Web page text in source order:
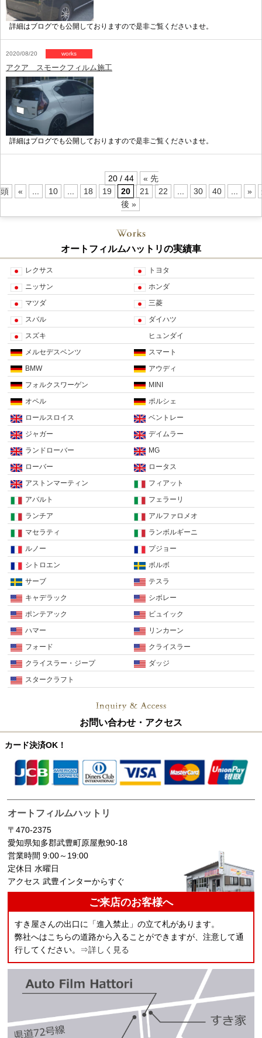
詳細はブログでも公開しておりますので是非ご覧くださいませ。
2020/08/20 works
アクア スモークフィルム施工
詳細はブログでも公開しておりますので是非ご覧くださいませ。
20 / 44
« 先
頭
« 10 18 19 20 21 22 30 40 »
後 »
オートフィルムハットリの実績車
レクサス
トヨタ
ニッサン
ホンダ
マツダ
三菱
スバル
ダイハツ
スズキ
ヒュンダイ
メルセデスベンツ
スマート
BMW
アウディ
フォルクスワーゲン
MINI
オペル
ポルシェ
ロールスロイス
ベントレー
ジャガー
デイムラー
ランドローバー
MG
ローバー
ロータス
アストンマーティン
フィアット
アバルト
フェラーリ
ランチア
アルファロメオ
マセラティ
ランボルギーニ
ルノー
プジョー
シトロエン
ボルボ
サーブ
テスラ
キャデラック
シボレー
ポンテアック
ビュイック
ハマー
リンカーン
フォード
クライスラー
クライスラー・ジープ
ダッジ
スタークラフト
お問い合わせ・アクセス
カード決済OK！
オートフィルムハットリ
〒470-2375
愛知県知多郡武豊町原屋敷90-18
営業時間 9:00～19:00
定休日 水曜日
アクセス 武豊インターからすぐ
ご来店のお客様へ
すき屋さんの出口に「進入禁止」の立て札があります。
弊社へはこちらの道路から入ることができますが、注意して通
行してください。 ⇒詳しく見る